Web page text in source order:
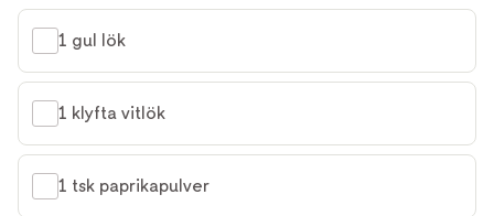
1 gul lök
1 klyfta vitlök
1 tsk paprikapulver